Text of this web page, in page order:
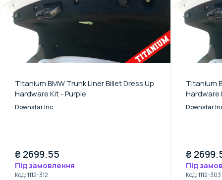
Titanium BMW Trunk Liner Billet Dress Up
Hardware Kit - Purple
Downstar Inc.
₴ 2699.55
Під замовлення
Код:1112-312
Titanium
Hardware
Downstar
₴
Під
Код:1112-303